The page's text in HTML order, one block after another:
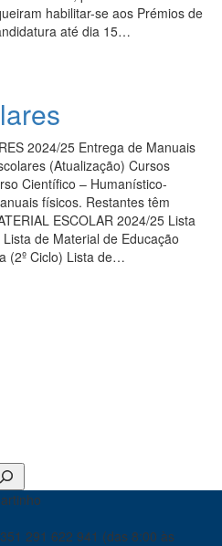
habilitar-se aos Prémios de
até dia 15…
2024/25 Entrega de Manuais
(Atualização) Cursos
Científico – Humanístico-
físicos. Restantes têm
ESCOLAR 2024/25 Lista
de Material de Educação
(2º Ciclo) Lista de…
291 622 941 (das 8:00 às